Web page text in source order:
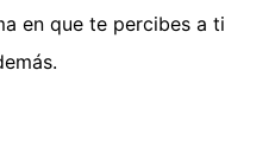
en que te percibes a ti